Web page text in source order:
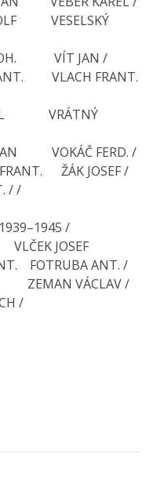
VESELSKÝ
VÍT JAN /
VLACH FRANT.
VRÁTNÝ
VOKÁČ FERD. /
ŽÁK JOSEF /
/ /
/
JOSEF
FOTRUBA ANT. /
ZEMAN VÁCLAV /
/